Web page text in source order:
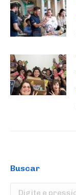
Buscar
Search: